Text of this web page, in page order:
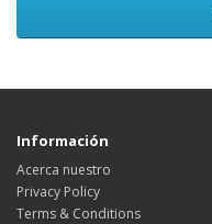
Información
Acerca nuestro
Privacy Policy
Terms & Conditions